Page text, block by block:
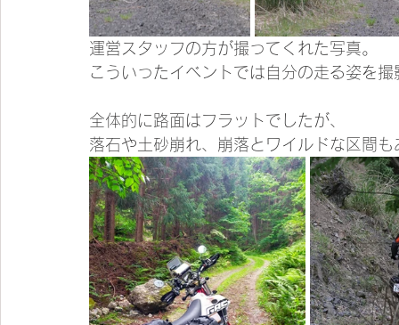
運営スタッフの方が撮ってくれた写真。
こういったイベントでは自分の走る姿を
全体的に路面はフラットでしたが、
落石や土砂崩れ、崩落とワイルドな区間